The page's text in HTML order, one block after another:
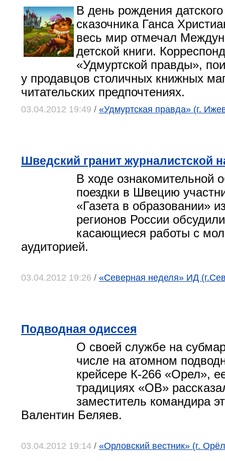
В день рождения
сказочника Ганса
весь мир отмечал
детской книги.
«Удмуртской правды»,
у продавцов столичных книжных
читательских предпочтениях.
03.04.2012 19:49 / «Удмуртская правда» (г.
Шведский гранит журналистской
В ходе ознакомительной
поездки в Швецию
«Газета в образовании»
регионов России
касающиеся работы с
аудиторией.
03.04.2012 19:26 / «Северная неделя» ИД
Подводная одиссея
О своей службе на
числе на атомном
крейсере К-266 «Орел»,
традициях «ОВ»
заместитель командира
Валентин Беляев.
03.04.2012 19:14 / «Орловский вестник» (г.